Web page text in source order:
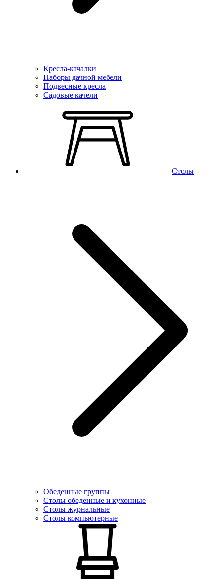
Кресла-качалки
Наборы дачной мебели
Подвесные кресла
Садовые качели
Столы
Обеденные группы
Столы обеденные и кухонные
Столы журнальные
Столы компьютерные